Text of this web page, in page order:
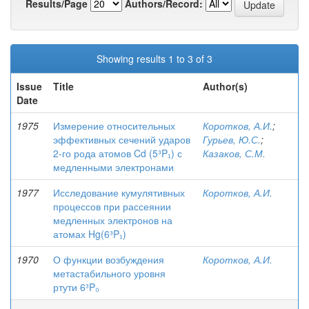
Results/Page
Authors/Record:
Showing results 1 to 3 of 3
Issue
Date
Title Author(s)
1975
Измерение относительных
эффективных сечений ударов
2-го рода атомов Cd (5³P₁) с
медленными электронами
Коротков, А.И.;
Гурьев, Ю.С.;
Казаков, С.М.
1977
Исследование кумулятивных
процессов при рассеянии
медленных электронов на
атомах Hg(6³P₁)
Коротков, А.И.
1970
О функции возбуждения
метастабильного уровня
ртути 6³P₀
Коротков, А.И.